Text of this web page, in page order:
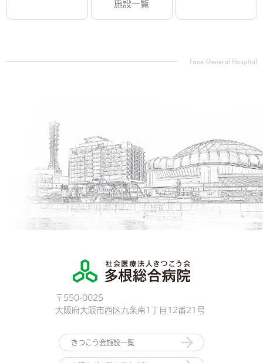
施設一覧
〒550-0025
大阪府大阪市西区九条南1丁目12番21号
きつこう会施設一覧